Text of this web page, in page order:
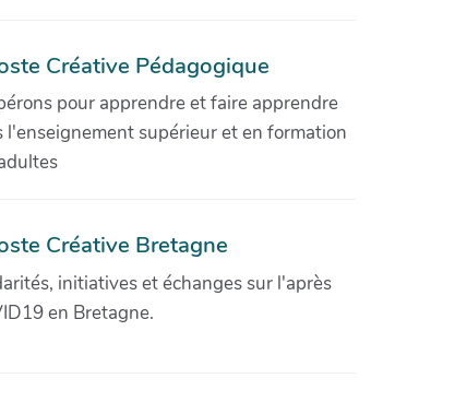
Créative Pédagogique
pour apprendre et faire apprendre
l'enseignement supérieur et en formation
Créative Bretagne
initiatives et échanges sur l'après
en Bretagne.